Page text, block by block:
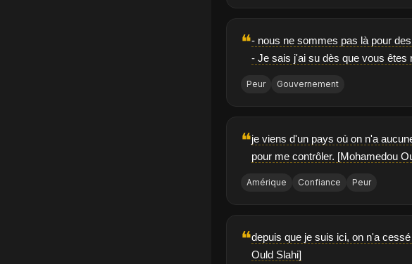
❝- nous ne sommes pas là pour
- Je sais j'ai su dès que vous êtes
Peur Gouvernement
❝je viens d'un pays où on n'a
pour me contrôler. [Mohamedou
Amérique Confiance Peur
❝depuis que je suis ici, on n'a
Ould Slahi]